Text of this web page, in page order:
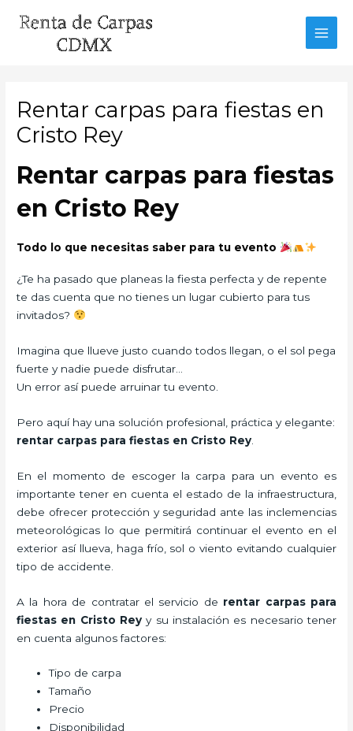
Rentar carpas para fiestas en
Cristo Rey
Rentar carpas para fiestas
en Cristo Rey
Todo lo que necesitas saber para tu evento
¿Te ha pasado que planeas la fiesta perfecta y de repente
te das cuenta que no tienes un lugar cubierto para tus
invitados?
Imagina que llueve justo cuando todos llegan, o el sol pega
fuerte y nadie puede disfrutar…
Un error así puede arruinar tu evento.
Pero aquí hay una solución profesional, práctica y elegante:
rentar carpas para fiestas en Cristo Rey
En el momento de escoger la carpa para un evento es
importante tener en cuenta el estado de la infraestructura,
debe ofrecer protección y seguridad ante las inclemencias
meteorológicas lo que permitirá continuar el evento en el
exterior así llueva, haga frío, sol o viento evitando cualquier
tipo de accidente.
A la hora de contratar el servicio de rentar carpas para
fiestas en Cristo Rey y su instalación es necesario tener
en cuenta algunos factores:
Tipo de carpa
Tamaño
Precio
Disponibilidad